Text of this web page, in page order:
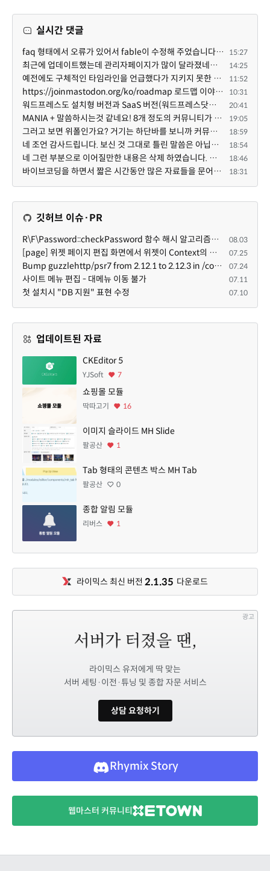
실시간 댓글
faq 형태에서 오류가 있어서 fable이 수정해 주었습니다. 참고하세요. 증상 FAQ형 목록에서 항목을 펼치면 ... 15:27
최근에 업데이트했는데 관리자페이지가 많이 달라졌네요 여기서 모듈 설치하려고 하니 php 8.4.14버전이라 8... 14:25
예전에도 구체적인 타임라인을 언급했다가 지키지 못한 것에 죄송한 마음이 있다 보니 (코어 개발/운영 자체... 11:52
https://joinmastodon.org/ko/roadmap 로드맵 이야기가 나온김에 적자면 공홈에 대략적인 로드맵이 공개되어... 10:31
워드프레스도 설치형 버전과 SaaS 버전(워드프레스닷컴)은 다른 점이 많습니다. SaaS로 제공한다면 GPL 라이... 20:41
MANIA + 말씀하시는것 같네요! 8개 정도의 커뮤니티가 저 MANIA+ 기반으로 구축된거로 알고 있습니다. SaaS ... 19:05
그러고 보면 위폴인가요? 거기는 하단바를 보니까 커뮤니티 빌딩 SaaS 솔루션을 사용하고 있는거 같더라고요... 18:59
네 조언 감사드립니다. 보신 것 그대로 틀린 말씀은 아닙니다. 다만, 배포한 것에 대해 흥미가 떨어져서 뒷... 18:54
네 그런 부분으로 이어질만한 내용은 삭제 하였습니다. 불편을 드려 죄송합니다. 저희는 비즈니스 완성할 수... 18:46
바이브코딩을 하면서 짧은 시간동안 많은 자료들을 문어발식 확장하면서 이미 배포한것에대한 흥미가 떨어지... 18:31
깃허브 이슈·PR
R\F\Password::checkPassword 함수 해시 알고리즘을 암시적으로 호출하는 경우 Argon2id 해시 비교 실패 08.03
[page] 위젯 페이지 편집 화면에서 위젯이 Context의 module_info를 덮어쓰면 저장이 ERR_ACT_IS_NOT_STANDALONE으로 실패 07.25
Bump guzzlehttp/psr7 from 2.12.1 to 2.12.3 in /common 07.24
사이트 메뉴 편집 - 대메뉴 이동 불가 07.11
첫 설치시 "DB 지원" 표현 수정 07.10
업데이트된 자료
CKEditor 5
YJSoft 7
쇼핑몰 모듈
딱따고기 16
이미지 슬라이드 MH Slide
팔공산 1
Tab 형태의 콘텐츠 박스 MH Tab
팔공산 0
종합 알림 모듈
리버스 1
라이믹스 최신 버전 2.1.35 다운로드
광고
라이믹스 유저에게 딱 맞는
서버 세팅·이전·튜닝 및 종합 자문 서비스
상담 요청하기
Rhymix Story
웹마스터 커뮤니티